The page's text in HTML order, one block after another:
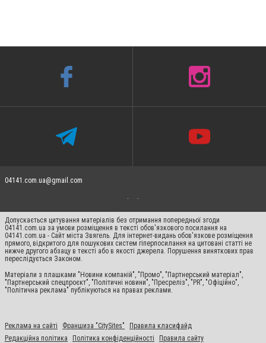
04141.com.ua@gmail.com
Допускається цитування матеріалів без отримання попередньої згоди
04141.com.ua за умови розміщення в тексті обов'язкового посилання на
04141.com.ua - Сайт міста Звягель. Для інтернет-видань обов'язкове розміщення
прямого, відкритого для пошукових систем гіперпосилання на цитовані статті не
нижче другого абзацу в тексті або в якості джерела. Порушення виняткових прав
переслідується Законом.
Матеріали з плашками "Новини компаній", "Промо", "Партнерський матеріал",
"Партнерський спецпроєкт", "Політичні новини", "Пресреліз", "PR", "Офіційно",
"Політична реклама" публікуються на правах реклами.
Реклама на сайті Франшиза "CitySites"
Правила класифайд
Редакційна політика
Політика конфіденційності Правила сайту